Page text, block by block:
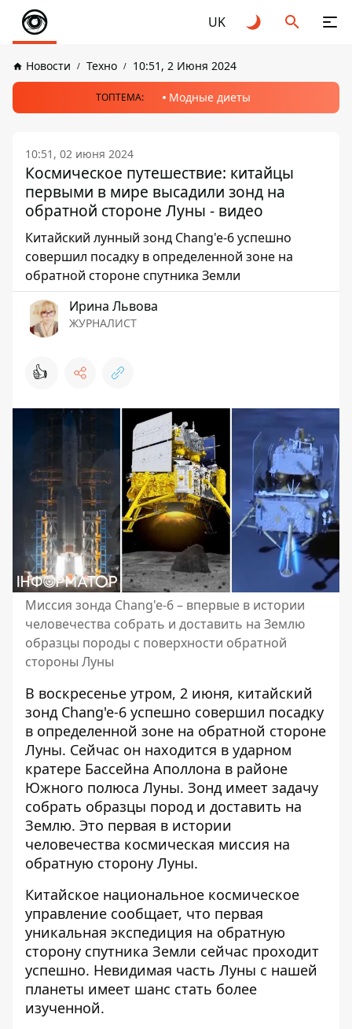
UK
Новости Техно 10:51, 2 Июня 2024
ТОПТЕМА: Модные диеты
10:51, 02 июня 2024
Космическое путешествие: китайцы
первыми в мире высадили зонд на
обратной стороне Луны - видео
Китайский лунный зонд Chang'e-6 успешно
совершил посадку в определенной зоне на
обратной стороне спутника Земли
Ирина Львова
ЖУРНАЛИСТ
👍
Миссия зонда Chang'e-6 – впервые в истории
человечества собрать и доставить на Землю
образцы породы с поверхности обратной
стороны Луны
В воскресенье утром, 2 июня, китайский
зонд Chang'e-6 успешно совершил посадку
в определенной зоне на обратной стороне
Луны. Сейчас он находится в ударном
кратере Бассейна Аполлона в районе
Южного полюса Луны. Зонд имеет задачу
собрать образцы пород и доставить на
Землю. Это первая в истории
человечества космическая миссия на
обратную сторону Луны.
Китайское национальное космическое
управление сообщает, что первая
уникальная экспедиция на обратную
сторону спутника Земли сейчас проходит
успешно. Невидимая часть Луны с нашей
планеты имеет шанс стать более
изученной.